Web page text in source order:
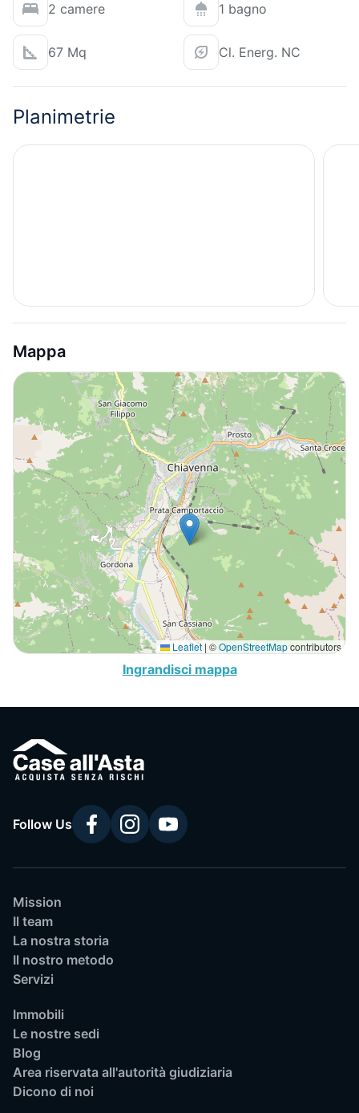
2 camere 1 bagno
67 Mq Cl. Energ. NC
Planimetrie
Mappa
Leaflet|©OpenStreetMapcontributors
Ingrandisci mappa
Follow Us
Mission
Il team
La nostra storia
Il nostro metodo
Servizi
Immobili
Le nostre sedi
Blog
Area riservata all'autorità giudiziaria
Dicono di noi